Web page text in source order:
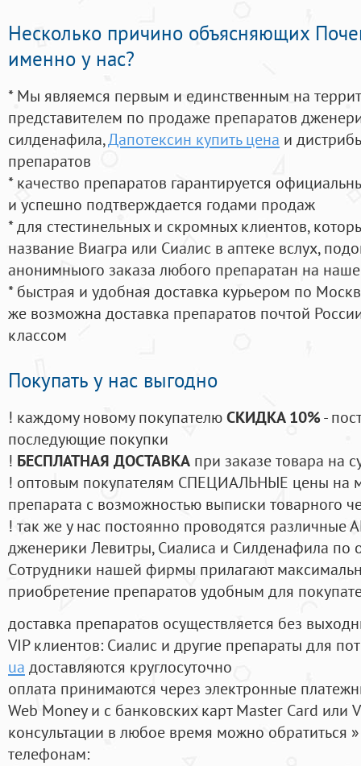
Несколько причино объясняющих
именно у нас?
* Мы являемся первым и единственным на
представителем по продаже препаратов
силденафила,Дапотексин купить цена и
препаратов
* качество препаратов гарантируется
и успешно подтверждается годами продаж
* для стестинельных и скромных клиентов,
название Виагра или Сиалис в аптеке вслух,
анонимныого заказа любого препаратан на
* быстрая и удобная доставка курьером по
же возможна доставка препаратов почтой
классом
Покупать у нас выгодно
! каждому новому покупателюСКИДКА 10%-
последующие покупки
! БЕСПЛАТНАЯ ДОСТАВКА при заказе товара на
! оптовым покупателям СПЕЦИАЛЬНЫЕ цены на
препарата с возможностью выписки товарного
! так же у нас постоянно проводятся
дженерики Левитры, Сиалиса и Силденафила по
Cотрудники нашей фирмы прилагают
приобретение препаратов удобным для
доставка препаратов осуществляется без
VIP клиентов: Сиалис и другие препараты для
ua доставляются круглосуточно
оплата принимаются через электронные
Web Money и с банковских карт Master Card или
консультации в любое время можно обратиться
телефонам: